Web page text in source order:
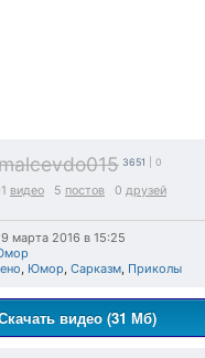
3651 | 0
видео 5 постов 0 друзей
марта 2016 в 15:25
, Юмор, Сарказм, Приколы
видео (31 Мб)